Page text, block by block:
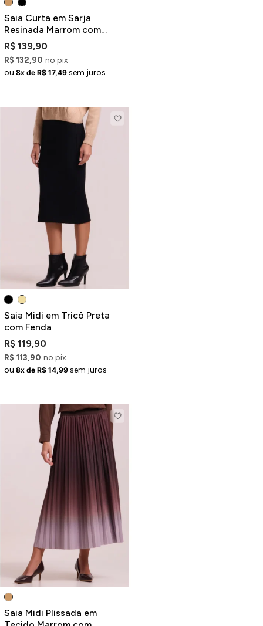
Saia Curta em Sarja
Resinada Marrom com
Recortes
R$ 139,90
R$ 132,90 no pix
ou 8x de R$ 17,49 sem juros
Saia Midi em Tricô Preta
com Fenda
R$ 119,90
R$ 113,90 no pix
ou 8x de R$ 14,99 sem juros
Saia Midi Plissada em